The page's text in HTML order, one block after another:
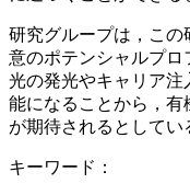
研究グループは，こ
意のポテンシャルプ
光の発光やキャリア
能になることから，有
が期待されるとしてい
キーワード：